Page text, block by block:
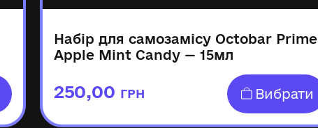
Набір для самозамісу Octobar Prime
Apple Mint Candy — 15мл
250,00 ГРН Вибрати